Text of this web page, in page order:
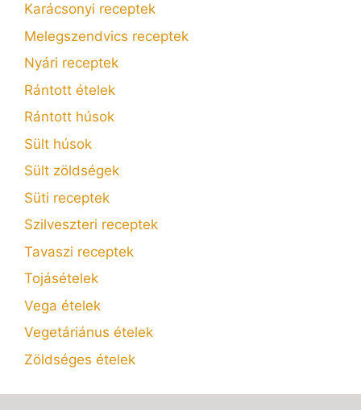
Karácsonyi receptek
Melegszendvics receptek
Nyári receptek
Rántott ételek
Rántott húsok
Sült húsok
Sült zöldségek
Süti receptek
Szilveszteri receptek
Tavaszi receptek
Tojásételek
Vega ételek
Vegetáriánus ételek
Zöldséges ételek